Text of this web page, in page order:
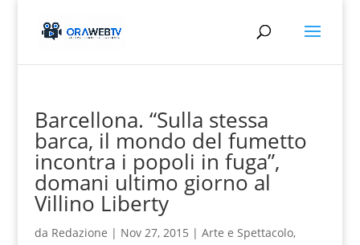
Barcellona. “Sulla stessa
barca, il mondo del fumetto
incontra i popoli in fuga”,
domani ultimo giorno al
Villino Liberty
da Redazione | Nov 27, 2015 | Arte e Spettacolo,